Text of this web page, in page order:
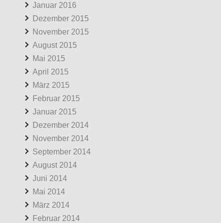
Januar 2016
Dezember 2015
November 2015
August 2015
Mai 2015
April 2015
März 2015
Februar 2015
Januar 2015
Dezember 2014
November 2014
September 2014
August 2014
Juni 2014
Mai 2014
März 2014
Februar 2014